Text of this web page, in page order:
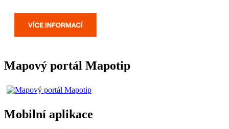
Mapový portál Mapotip
Mobilní aplikace